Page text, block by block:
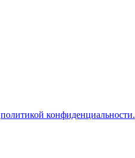
политикой конфиденциальности.